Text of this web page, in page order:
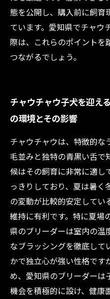
態を公開し、購入前に飼育
ています。愛知県でチャウ
際は、これらのポイントを
つながるでしょう。
チャウチャウ子犬を迎え
の環境とその影響
チャウチャウは、特徴的な
毛並みと独特の青黒い舌で
候はその飼育に非常に適し
っきりしており、夏は暑く
の変動が比較的安定して
維持に有利です。特に夏場
県のブリーダーは室内の温
なブラッシングを徹底して
かで独立心が強い性格です
め、愛知県のブリーダーは
機会を積極的に設け、健康